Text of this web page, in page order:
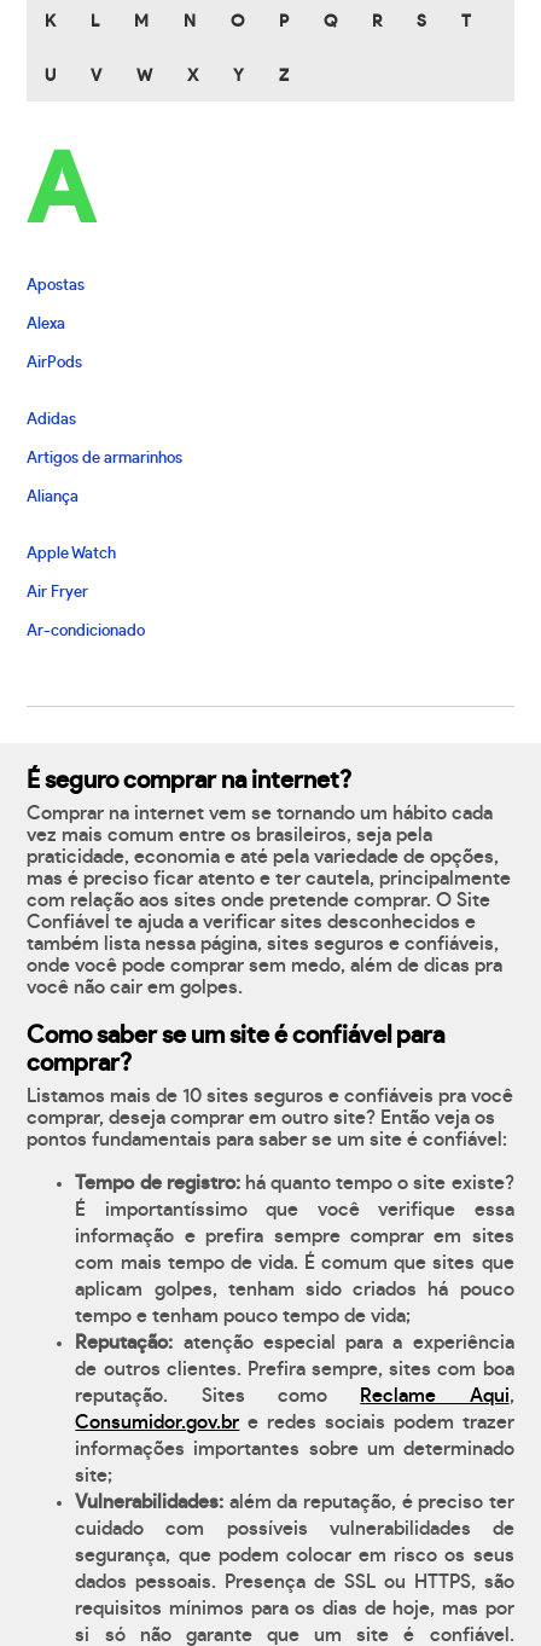
K L M N O P Q R S T
U V W X Y Z
A
Apostas
Alexa
AirPods
Adidas
Artigos de armarinhos
Aliança
Apple Watch
Air Fryer
Ar-condicionado
É seguro comprar na internet?
Comprar na internet vem se tornando um hábito cada
vez mais comum entre os brasileiros, seja pela
praticidade, economia e até pela variedade de opções,
mas é preciso ficar atento e ter cautela, principalmente
com relação aos sites onde pretende comprar. O Site
Confiável te ajuda a verificar sites desconhecidos e
também lista nessa página, sites seguros e confiáveis,
onde você pode comprar sem medo, além de dicas pra
você não cair em golpes.
Como saber se um site é confiável para
comprar?
Listamos mais de 10 sites seguros e confiáveis pra você
comprar, deseja comprar em outro site? Então veja os
pontos fundamentais para saber se um site é confiável:
Tempo de registro:há quanto tempo o site existe?
É importantíssimo que você verifique essa
informação e prefira sempre comprar em sites
com mais tempo de vida. É comum que sites que
aplicam golpes, tenham sido criados há pouco
tempo e tenham pouco tempo de vida;
Reputação: atenção especial para a experiência
de outros clientes. Prefira sempre, sites com boa
reputação. Sites como
Reclame Aqui,
Consumidor.gov.br e redes sociais podem trazer
informações importantes sobre um determinado
site;
Vulnerabilidades: além da reputação, é preciso ter
cuidado com possíveis vulnerabilidades de
segurança, que podem colocar em risco os seus
dados pessoais. Presença de SSL ou HTTPS, são
requisitos mínimos para os dias de hoje, mas por
si só não garante que um site é confiável.